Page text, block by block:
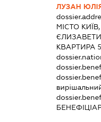
ЛУЗАН
МІСТО
КВАРТИРА